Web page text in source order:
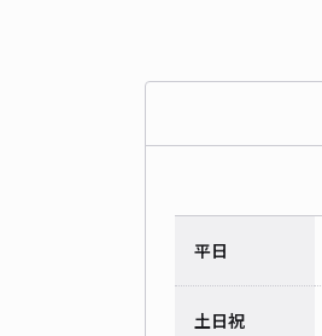
平日
土日祝